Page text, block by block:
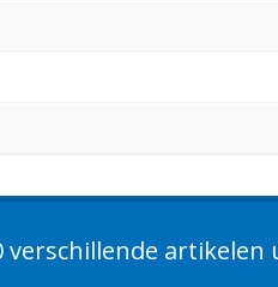
verschillende